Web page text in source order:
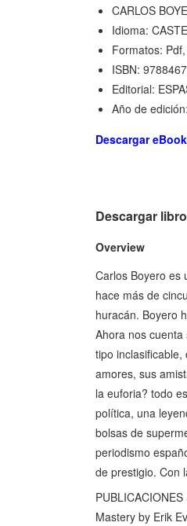
CARLOS
Idioma:
Formatos:
ISBN:
Editorial:
Año de
Descargar
Descargar
Overview
Carlos Boyero es
hace más de
huracán. Boyero
Ahora nos
tipo
amores, sus
la euforia? todo
política, una
bolsas de
periodismo
de prestigio. Con
Mastery by Erik